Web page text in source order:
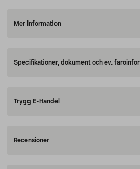
Mer information
Specifikationer, dokument och ev.
Trygg E-Handel
Recensioner